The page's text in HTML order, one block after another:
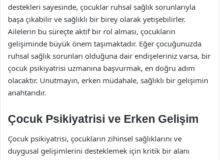
destekleri sayesinde, çocuklar ruhsal sağlık sorunlarıyla
başa çıkabilir ve sağlıklı bir birey olarak yetişebilirler.
Ailelerin bu süreçte aktif bir rol alması, çocukların
gelişiminde büyük önem taşımaktadır. Eğer çocuğunuzda
ruhsal sağlık sorunları olduğuna dair endişeleriniz varsa, bir
çocuk psikiyatrisi uzmanına başvurmak, en doğru adım
olacaktır. Unutmayın, erken müdahale, sağlıklı bir gelişimin
anahtarıdır.
Çocuk Psikiyatrisi ve Erken Gelişim
Çocuk psikiyatrisi, çocukların zihinsel sağlıklarını ve
duygusal gelişimlerini desteklemek için kritik bir alanı